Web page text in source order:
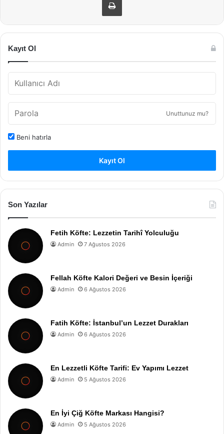
Kayıt Ol
Unuttunuz mu?
Beni hatırla
Kayıt Ol
Son Yazılar
Fetih Köfte: Lezzetin Tarihî Yolculuğu
Admin 7 Ağustos 2026
Fellah Köfte Kalori Değeri ve Besin İçeriği
Admin 6 Ağustos 2026
Fatih Köfte: İstanbul’un Lezzet Durakları
Admin 6 Ağustos 2026
En Lezzetli Köfte Tarifi: Ev Yapımı Lezzet
Admin 5 Ağustos 2026
En İyi Çiğ Köfte Markası Hangisi?
Admin 5 Ağustos 2026